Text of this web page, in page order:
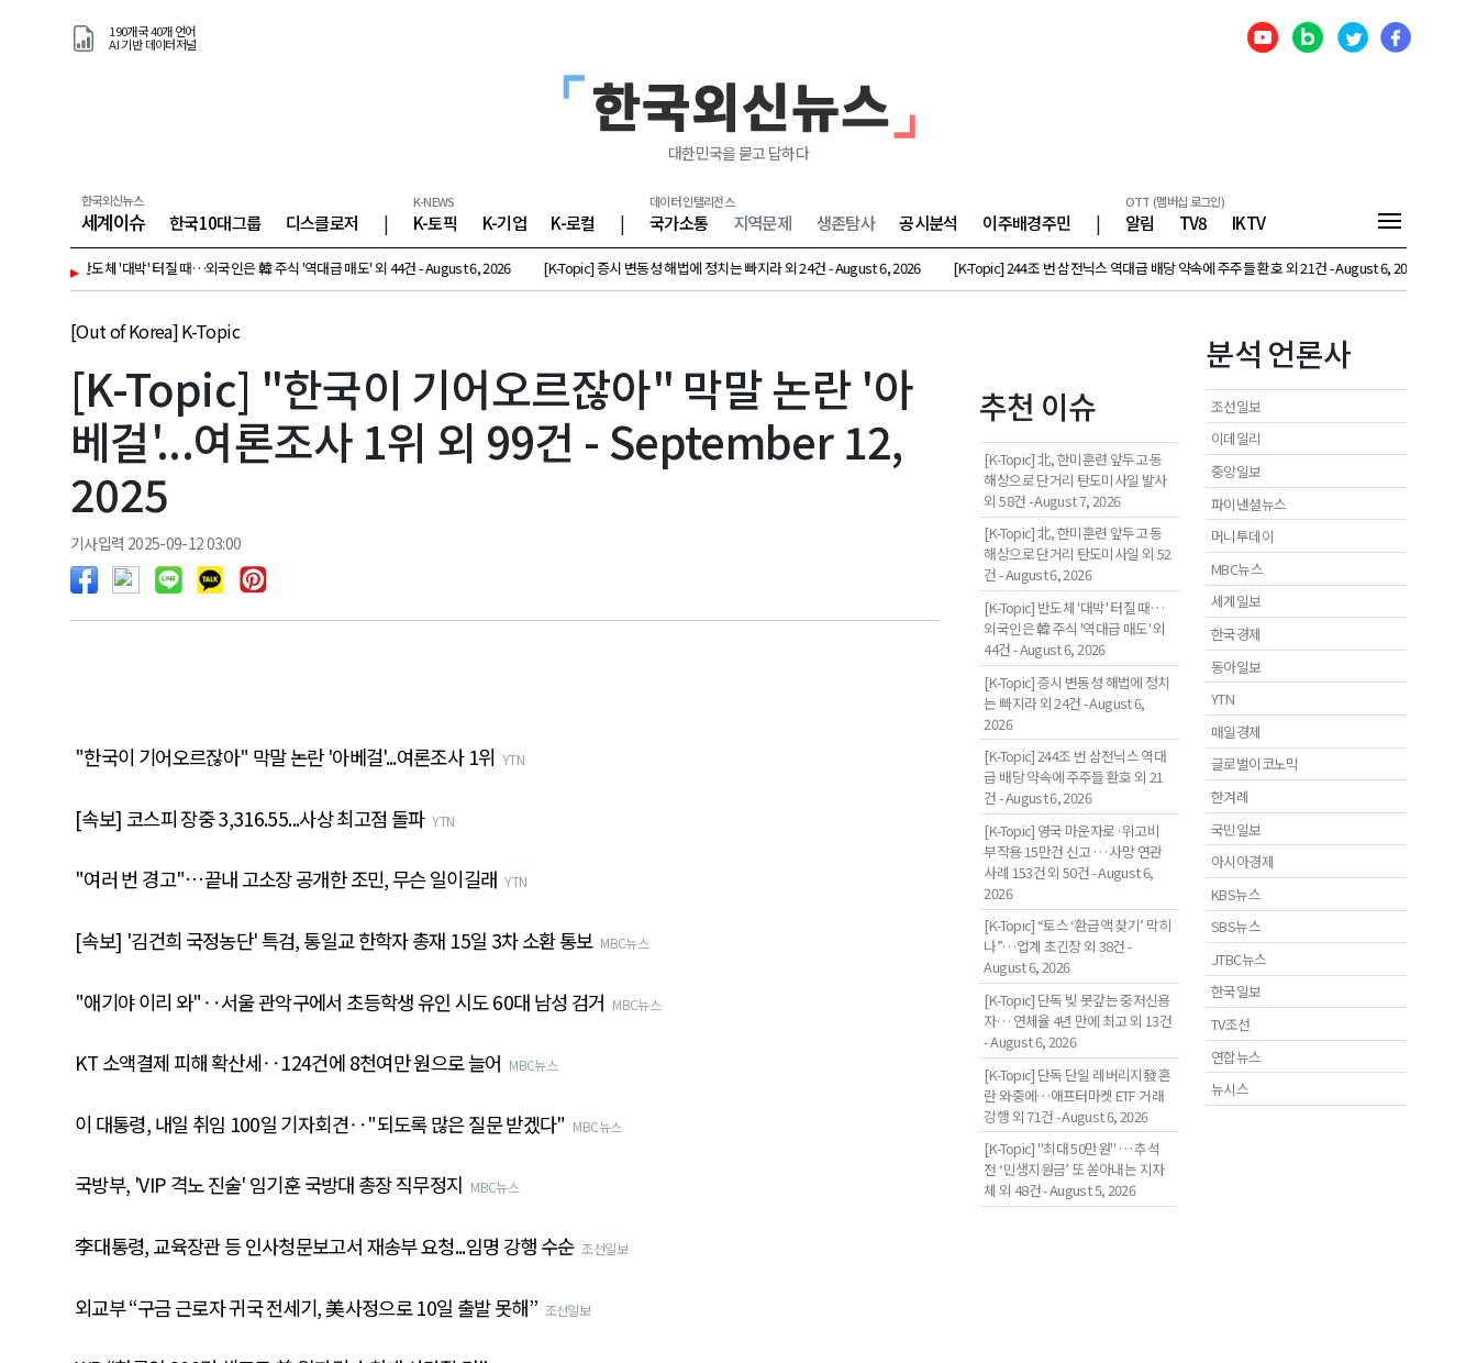
190개국 40개 언어
AI 기반 데이터저널
대한민국을 묻고 답하다
한국외신뉴스
세계이슈 한국10대그룹 디스클로저 |
K-NEWS
K-토픽 K-기업 K-로컬 |
데이터 인텔리전스
국가소통 지역문제 생존탐사 공시분석 이주배경주민 |
OTT (멤버십 로그인)
알림 TV8 IKTV
▸
체 '대박' 터질 때…외국인은 韓 주식 '역대급 매도' 외 44건 - August 6, 2026 [K-Topic] 증시 변동성 해법에 정치는 빠지라 외 24건 - August 6, 2026 [K-Topic] 244조 번 삼전닉스 역대급 배당 약속에 주주들 환호 외 21건 - August 6, 2026 [K-Topic] 영국 마
[Out of Korea] K-Topic
[K-Topic] "한국이 기어오르잖아" 막말 논란 '아
베걸'...여론조사 1위 외 99건 - September 12,
2025
기사입력 2025-09-12 03:00
"한국이 기어오르잖아" 막말 논란 '아베걸'...여론조사 1위 YTN
[속보] 코스피 장중 3,316.55...사상 최고점 돌파 YTN
"여러 번 경고"…끝내 고소장 공개한 조민, 무슨 일이길래 YTN
[속보] '김건희 국정농단' 특검, 통일교 한학자 총재 15일 3차 소환 통보 MBC뉴스
"애기야 이리 와"‥서울 관악구에서 초등학생 유인 시도 60대 남성 검거 MBC뉴스
KT 소액결제 피해 확산세‥124건에 8천여만 원으로 늘어 MBC뉴스
이 대통령, 내일 취임 100일 기자회견‥"되도록 많은 질문 받겠다" MBC뉴스
국방부, 'VIP 격노 진술' 임기훈 국방대 총장 직무정지 MBC뉴스
李대통령, 교육장관 등 인사청문보고서 재송부 요청...임명 강행 수순 조선일보
외교부 “구금 근로자 귀국 전세기, 美사정으로 10일 출발 못해” 조선일보
추천 이슈
[K-Topic] 北, 한미훈련 앞두고 동
해상으로 단거리 탄도미사일 발사
외 58건 - August 7, 2026
[K-Topic] 北, 한미훈련 앞두고 동
해상으로 단거리 탄도미사일 외 52
건 - August 6, 2026
[K-Topic] 반도체 '대박' 터질 때…
외국인은 韓 주식 '역대급 매도' 외
44건 - August 6, 2026
[K-Topic] 증시 변동성 해법에 정치
는 빠지라 외 24건 - August 6,
2026
[K-Topic] 244조 번 삼전닉스 역대
급 배당 약속에 주주들 환호 외 21
건 - August 6, 2026
[K-Topic] 영국 마운자로·위고비
부작용 15만건 신고 … 사망 연관
사례 153건 외 50건 - August 6,
2026
[K-Topic] “토스 ‘환급액 찾기’ 막히
나”…업계 초긴장 외 38건 -
August 6, 2026
[K-Topic] 단독 빚 못갚는 중저신용
자… 연체율 4년 만에 최고 외 13건
- August 6, 2026
[K-Topic] 단독 단일 레버리지發 혼
란 와중에…애프터마켓 ETF 거래
강행 외 71건 - August 6, 2026
[K-Topic] "최대 50만원" … 추석
전 ‘민생지원금’ 또 쏟아내는 지자
체 외 48건 - August 5, 2026
분석 언론사
조선일보
이데일리
중앙일보
파이낸셜뉴스
머니투데이
MBC뉴스
세계일보
한국경제
동아일보
YTN
매일경제
글로벌이코노믹
한겨례
국민일보
아시아경제
KBS뉴스
SBS뉴스
JTBC뉴스
한국일보
TV조선
연합뉴스
뉴시스